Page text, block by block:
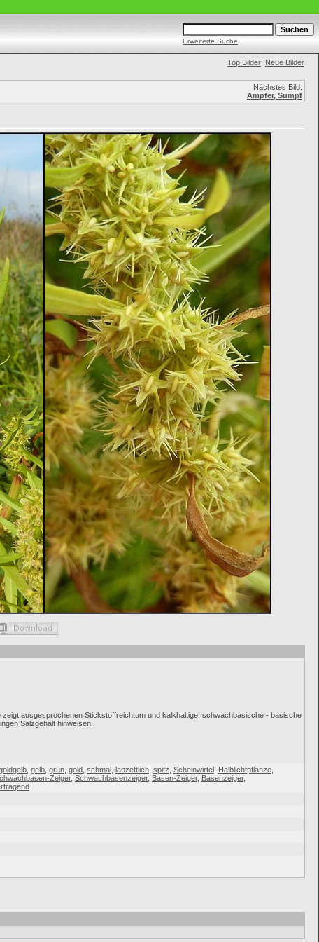
Erweiterte Suche
Top Bilder Neue Bilder
Nächstes Bild:
Ampfer, Sumpf
ausgesprochenen Stickstoffreichtum und kalkhaltige, schwachbasische - basische
Salzgehalt hinweisen.
gelb grün gold schmal lanzettlich spitz Scheinwirtel Halblichtpflanze
Zeiger, Schwachbasenzeiger, Basen-Zeiger, Basenzeiger,